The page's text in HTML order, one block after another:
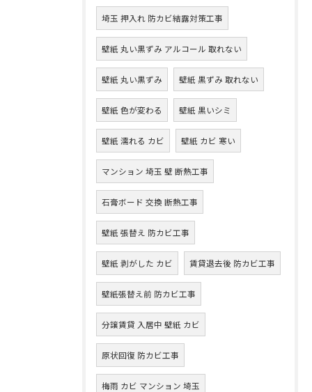
埼玉 押入れ 防カビ結露対策工事
壁紙 丸い黒ずみ アルコール 取れない
壁紙 丸い黒ずみ 壁紙 黒ずみ 取れない
壁紙 色が変わる 壁紙 黒いシミ
壁紙 濡れる カビ 壁紙 カビ 寒い
マンション 埼玉 壁 断熱工事
石膏ボード 交換 断熱工事
壁紙 張替え 防カビ工事
壁紙 剥がした カビ 賃貸退去後 防カビ工事
壁紙張替え前 防カビ工事
分譲賃貸 入居中 壁紙 カビ
原状回復 防カビ工事
梅雨 カビ マンション 埼玉